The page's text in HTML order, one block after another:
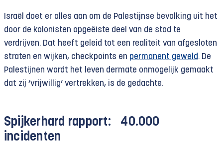
Israël doet er alles aan om de Palestijnse bevolking uit het
door de kolonisten opgeëiste deel van de stad te
verdrijven. Dat heeft geleid tot een realiteit van afgesloten
straten en wijken, checkpoints en permanent geweld. De
Palestijnen wordt het leven dermate onmogelijk gemaakt
dat zij ‘vrijwillig’ vertrekken, is de gedachte.
Spijkerhard rapport: 40.000
incidenten